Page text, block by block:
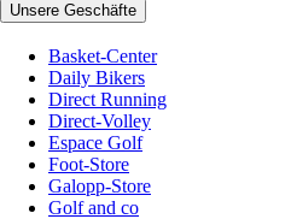
Unsere Geschäfte
Basket-Center
Daily Bikers
Direct Running
Direct-Volley
Espace Golf
Foot-Store
Galopp-Store
Golf and co